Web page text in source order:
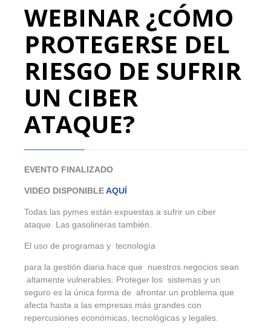
WEBINAR ¿CÓMO
PROTEGERSE DEL
RIESGO DE SUFRIR
UN CIBER
ATAQUE?
EVENTO FINALIZADO
VIDEO DISPONIBLEAQUÍ
Todas las pymes están expuestas a sufrir un ciber
ataque. Las gasolineras también.
El uso de programas y tecnología
para la gestión diaria hace que nuestros negocios sean
altamente vulnerables. Proteger los sistemas y un
seguro es la única forma de afrontar un problema que
afecta hasta a las empresas más grandes con
repercusiones económicas, tecnológicas y legales.